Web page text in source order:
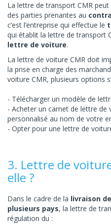
La lettre de transport CMR peut
des parties prenantes au
c’est l’entreprise qui effectue le
qui établit la lettre de transport
lettre de voiture.
La lettre de voiture CMR doit
la prise en charge des
voiture CMR, plusieurs options
Télécharger un modèle de
Acheter un carnet de lettre de
personnalisé au nom de votre
Opter pour une lettre de
3. Lettre de
elle ?
Dans le cadre de la livraison
plusieurs pays, la lettre de
régulation du :